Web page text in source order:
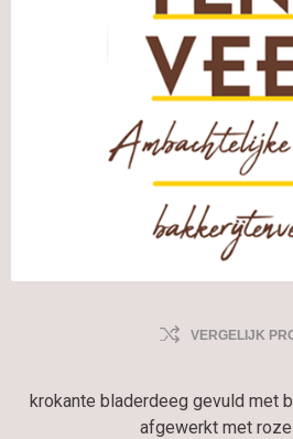
VERGELIJK
krokante bladerdeeg gevuld met
afgewerkt met